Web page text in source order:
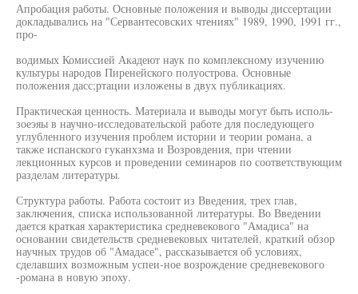
Апробация работы. Основные положения и выводы диссертации
докладывались на "Сервантесовских чтениях" 1989, 1990, 1991 гг.,
про-
водимых Комиссией Акадеют наук по комплексному изучению
культуры народов Пиренейского полуострова. Основные
положения дасс;ртации изложены в двух публикациях.
Практическая ценность. Материала и выводы могут быть исполь-
зоеэяы в научно-исследовательской работе для последующего
углубленного изучения проблем истории и теории романа, а
также испанского гуканхзма и Возровдения, при чтении
лекционных курсов и проведении семинаров по соответствующим
разделам литературы.
Структура работы. Работа состоит из Введения, трех глав,
заключения, списка использованной литературы. Во Введении
дается краткая характеристика средневекового "Амадиса" на
основании свидетельств средневековых читателей, краткий обзор
научных трудов об "Амадасе", рассказывается об условиях,
сделавших возможным успеи-ное возрождение средневекового
-романа в новую эпоху.